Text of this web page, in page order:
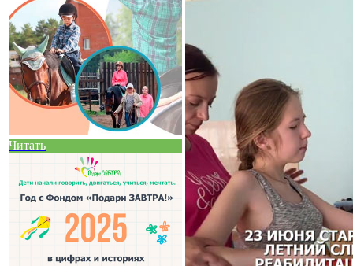
Читать